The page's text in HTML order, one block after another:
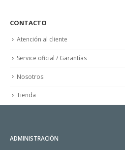
CONTACTO
Atención al cliente
Service oficial / Garantías
Nosotros
Tienda
ADMINISTRACIÓN